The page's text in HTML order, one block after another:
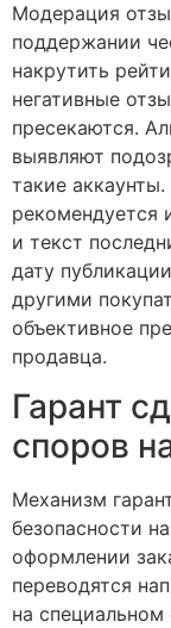
Модерация
поддержании
накрутить
негативные
пресекаются.
выявляют
такие
рекомендуется
и текст
дату
другими
объективное
продавца.
Гарант
споров
Механизм
безопасности
оформлении
переводятся
на специальном